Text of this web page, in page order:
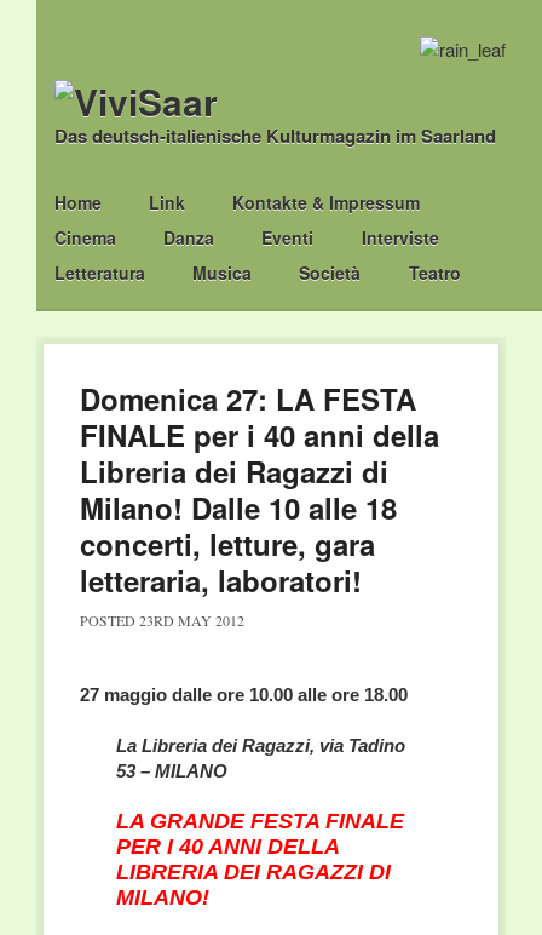
Das deutsch-italienische Kulturmagazin im Saarland
Main menu
Skip
to
content
Home Link
Kontakte & Impressum
Cinema
Danza Eventi
Interviste
Letteratura
Musica Società Teatro
Domenica 27: LA FESTA
FINALE per i 40 anni della
Libreria dei Ragazzi di
Milano! Dalle 10 alle 18
concerti, letture, gara
letteraria, laboratori!
POSTED 23RD MAY 2012
27 maggio dalle ore 10.00 alle ore 18.00
La Libreria dei Ragazzi, via Tadino
53 – MILANO
LA GRANDE FESTA FINALE
PER I 40 ANNI DELLA
LIBRERIA DEI RAGAZZI DI
MILANO!